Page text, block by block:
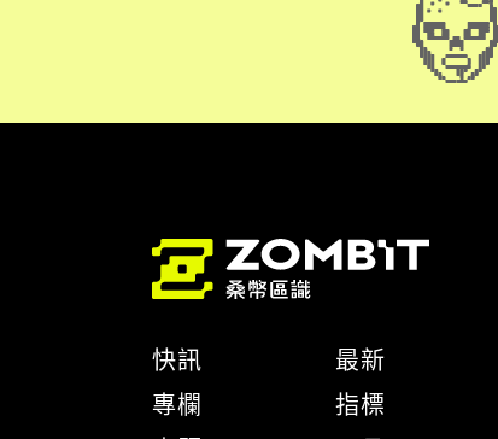
快訊
專欄
最新
指標